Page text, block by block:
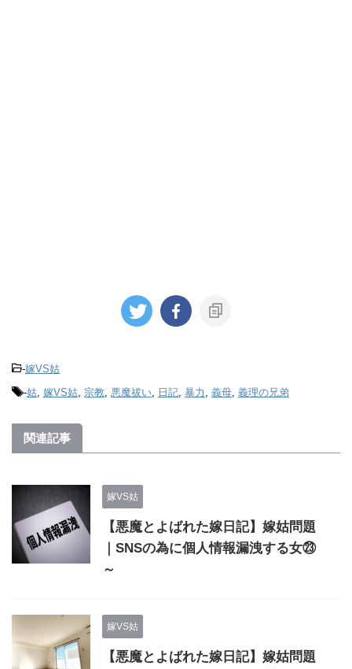
-嫁VS姑
-姑, 嫁VS姑, 宗教, 悪魔祓い, 日記, 暴力 , 義母, 義理の兄弟
関連記事
嫁VS姑
【悪魔とよばれた嫁日記】嫁姑問題
｜SNSの為に個人情報漏洩する女㉓
～
嫁VS姑
【悪魔とよばれた嫁日記】嫁姑問題